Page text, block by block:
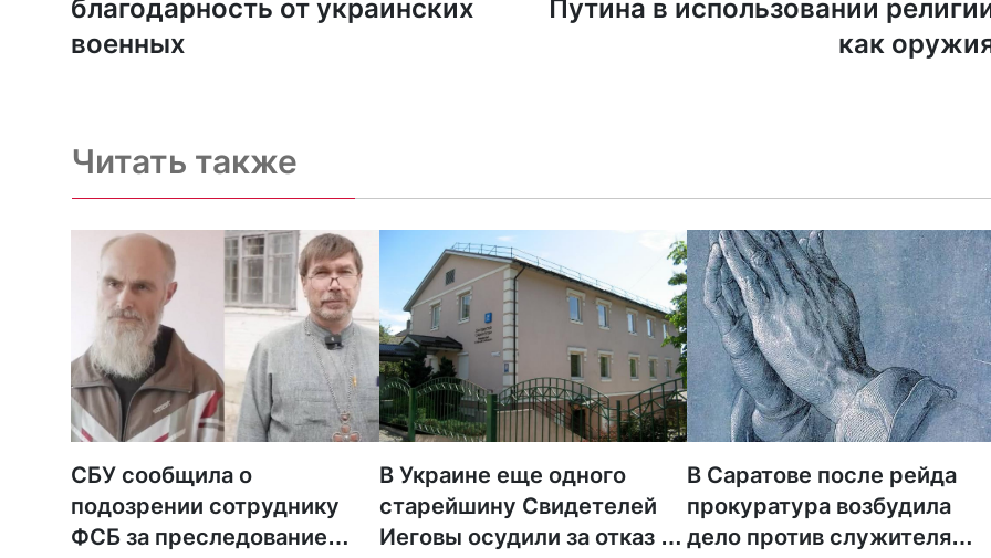
благодарность от украинских
военных
Путина в использовании
как
Читать также
СБУ сообщила о
подозрении сотруднику
ФСБ за преследование
В Украине еще одного
старейшину Свидетелей
Иеговы осудили за отказ от
В Саратове после рейда
прокуратура возбудила
дело против служителя